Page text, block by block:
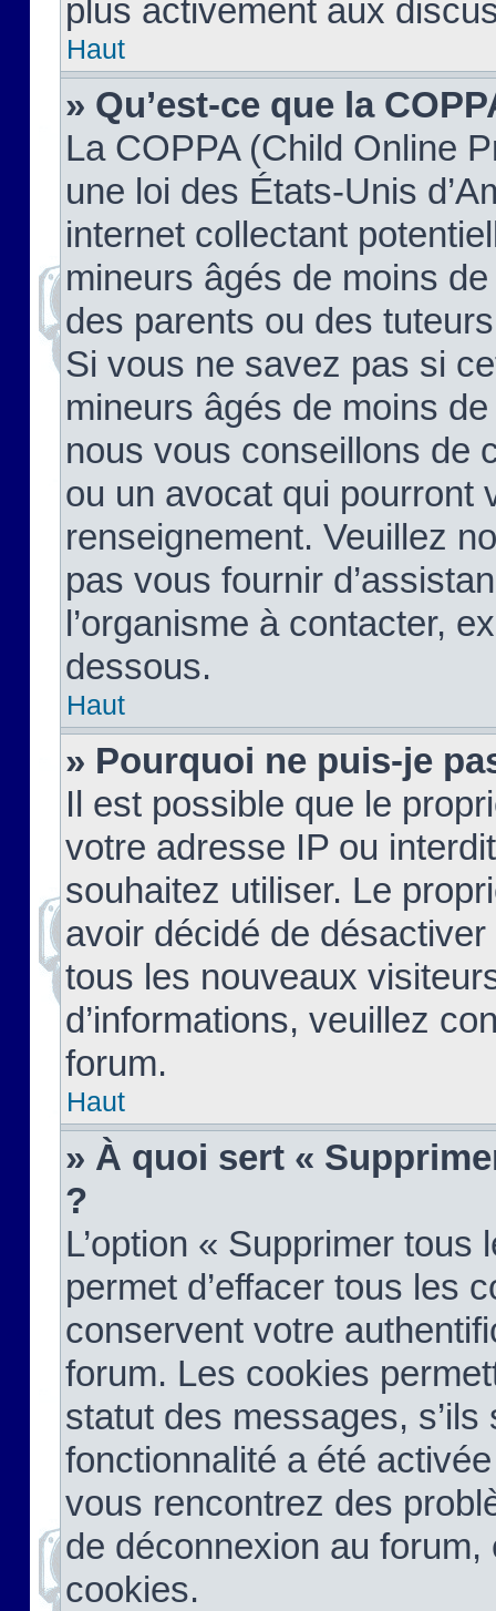
plus activement aux
Haut
» Qu’est-ce que la
La COPPA (Child Online
une loi des États-Unis
internet collectant
mineurs âgés de moins
des parents ou des
Si vous ne savez pas si
mineurs âgés de moins
nous vous conseillons de
ou un avocat qui pourront
renseignement. Veuillez
pas vous fournir
l’organisme à contacter,
dessous.
Haut
» Pourquoi ne puis-je
Il est possible que le
votre adresse IP ou
souhaitez utiliser. Le
avoir décidé de
tous les nouveaux
d’informations, veuillez
forum.
Haut
» À quoi sert «
?
L’option « Supprimer
permet d’effacer tous les
conservent votre
forum. Les cookies
statut des messages,
fonctionnalité a été
vous rencontrez des
de déconnexion au
cookies.